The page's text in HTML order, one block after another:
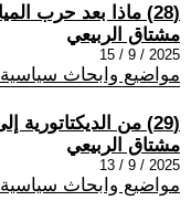
(28) ماذا بعد حرب المياه..
مشتاق الربيعي
2025 / 9 / 15
مواضيع وابحاث سياسية
(29) من الديكتاتورية إلى ديمقراطية مشوهة
مشتاق الربيعي
2025 / 9 / 13
مواضيع وابحاث سياسية